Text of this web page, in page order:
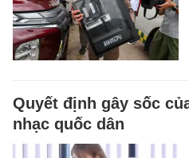
Quyết định gây sốc
nhạc quốc dân